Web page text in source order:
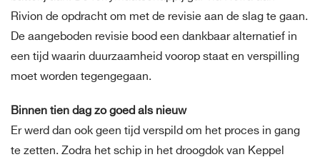
Rivion de opdracht om met de revisie aan de slag te gaan.
De aangeboden revisie bood een dankbaar alternatief in
een tijd waarin duurzaamheid voorop staat en verspilling
moet worden tegengegaan.
Binnen tien dag zo goed als nieuw
Er werd dan ook geen tijd verspild om het proces in gang
te zetten. Zodra het schip in het droogdok van Keppel